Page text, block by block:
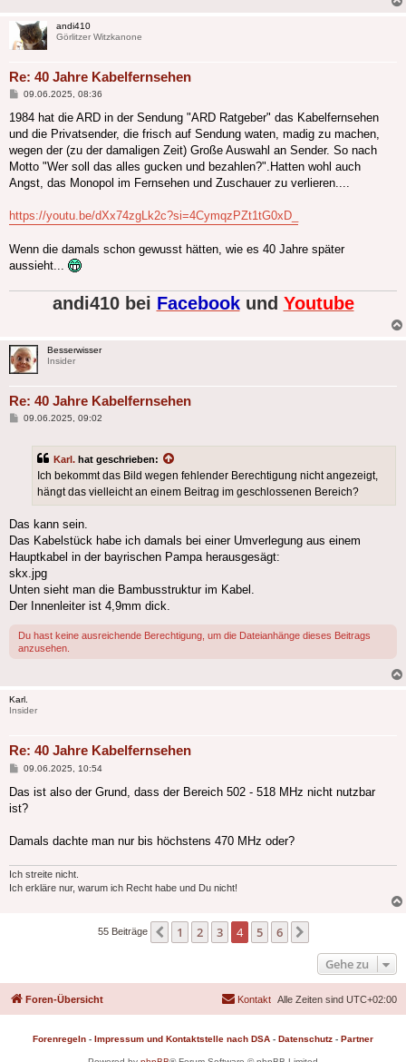
andi410
Görlitzer Witzkanone
Re: 40 Jahre Kabelfernsehen
Beitrag
09.06.2025, 08:36
1984 hat die ARD in der Sendung "ARD Ratgeber" das Kabelfernsehen
und die Privatsender, die frisch auf Sendung waten, madig zu machen,
wegen der (zu der damaligen Zeit) Große Auswahl an Sender. So nach
Motto "Wer soll das alles gucken und bezahlen?".Hatten wohl auch
Angst, das Monopol im Fernsehen und Zuschauer zu verlieren....
https://youtu.be/dXx74zgLk2c?si=4CymqzPZt1tG0xD_
Wenn die damals schon gewusst hätten, wie es 40 Jahre später
aussieht...
andi410 bei Facebookund Youtube
Besserwisser
Insider
Re: 40 Jahre Kabelfernsehen
Beitrag
09.06.2025, 09:02
Karl. hat geschrieben:
Ich bekommt das Bild wegen fehlender Berechtigung nicht angezeigt,
hängt das vielleicht an einem Beitrag im geschlossenen Bereich?
Das kann sein.
Das Kabelstück habe ich damals bei einer Umverlegung aus einem
Hauptkabel in der bayrischen Pampa herausgesägt:
skx.jpg
Unten sieht man die Bambusstruktur im Kabel.
Der Innenleiter ist 4,9mm dick.
Du hast keine ausreichende Berechtigung, um die Dateianhänge dieses Beitrags
anzusehen.
Karl.
Insider
Re: 40 Jahre Kabelfernsehen
Beitrag
09.06.2025, 10:54
Das ist also der Grund, dass der Bereich 502 - 518 MHz nicht nutzbar
ist?
Damals dachte man nur bis höchstens 470 MHz oder?
Ich streite nicht.
Ich erkläre nur, warum ich Recht habe und Du nicht!
55 Beiträge Vorherige
1 2 3 4 5 6
Gehe zu
Foren-Übersicht Alle Zeiten sind UTC+02:00
Kontakt
Forenregeln - Impressum und Kontaktstelle nach DSA - Datenschutz - Partner